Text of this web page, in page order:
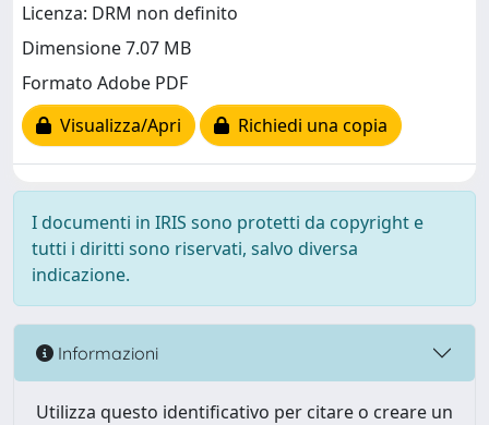
Licenza: DRM non definito
Dimensione 7.07 MB
Formato Adobe PDF
Visualizza/Apri
Richiedi una copia
I documenti in IRIS sono protetti da copyright e
tutti i diritti sono riservati, salvo diversa
indicazione.
Informazioni
Utilizza questo identificativo per citare o creare un